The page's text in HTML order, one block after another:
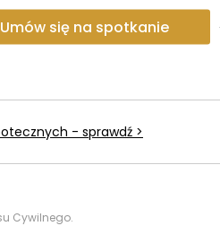
Umów się na spotkanie
- sprawdź >
Cywilnego.